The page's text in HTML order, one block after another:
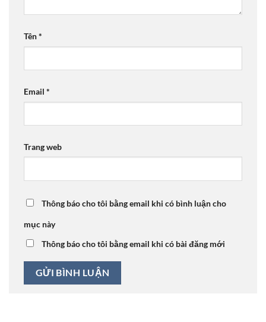
Tên*
Email *
Trang web
Thông báo cho tôi bằng email khi có bình luận cho
mục này
Thông báo cho tôi bằng email khi có bài đăng mới